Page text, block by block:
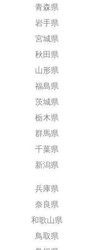
青森県
岩手県
宮城県
秋田県
山形県
福島県
茨城県
栃木県
群馬県
千葉県
新潟県
兵庫県
奈良県
和歌山県
鳥取県